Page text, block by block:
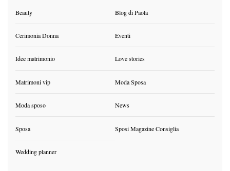
Beauty Blog di Paola
Cerimonia Donna Eventi
Idee matrimonio Love stories
Matrimoni vip Moda Sposa
Moda sposo News
Sposa Sposi Magazine Consiglia
Wedding planner